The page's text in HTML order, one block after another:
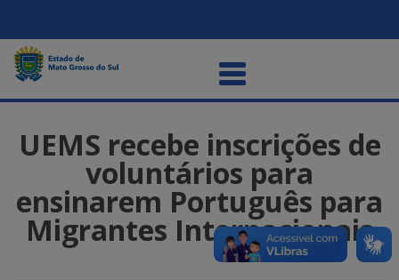
UEMS recebe inscrições de
voluntários para
ensinarem Português para
Migrantes Internacionais